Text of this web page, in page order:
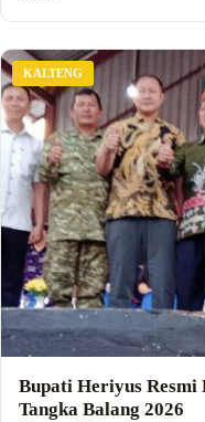
KALTENG
Bupati Heriyus
Tangka Balang 2026